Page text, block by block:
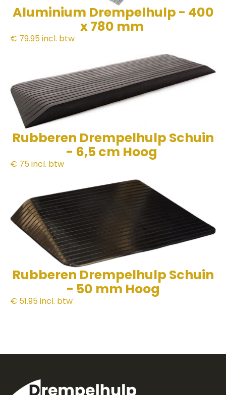
Aluminium Drempelhulp - 400
x 780 mm
€ 79.95incl. btw
Rubberen Drempelhulp Schuin
- 6,5 cm Hoog
€ 75incl. btw
Rubberen Drempelhulp Schuin
- 50 mm Hoog
€ 51.95incl. btw